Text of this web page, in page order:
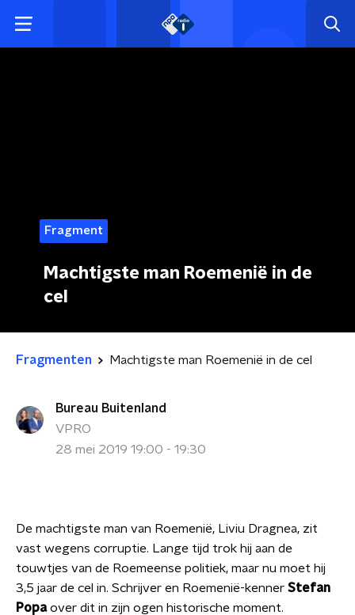
Fragment
Machtigste man Roemenië in de
cel
Fragmenten Machtigste man Roemenië in de cel
Bureau Buitenland
VPRO
28 mei 2019 19:00 - 19:30
De machtigste man van Roemenië, Liviu Dragnea, zit
vast wegens corruptie. Lange tijd trok hij aan de
touwtjes van de Roemeense politiek, maar nu moet hij
3,5 jaar de cel in. Schrijver en Roemenië-kenner Stefan
Popaover dit in zijn ogen historische moment.